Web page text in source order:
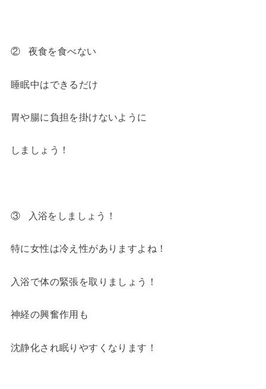
② 夜食を食べない
睡眠中はできるだけ
胃や腸に負担を掛けないように
しましょう！
③ 入浴をしましょう！
特に女性は冷え性がありますよね！
入浴で体の緊張を取りましょう！
神経の興奮作用も
沈静化され眠りやすくなります！